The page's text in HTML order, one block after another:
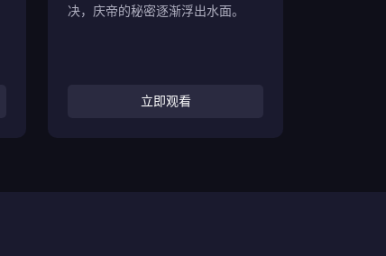
决，庆帝的秘密逐渐浮出水面。
立即观看